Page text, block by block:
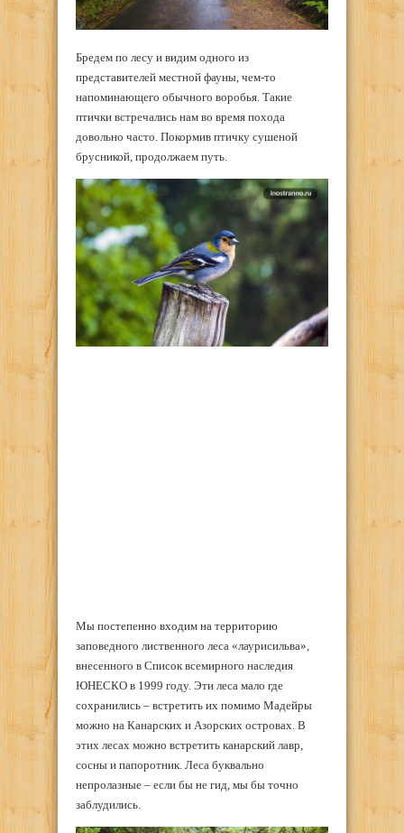
Бредем по лесу и видим одного из
представителей местной фауны, чем-то
напоминающего обычного воробья. Такие
птички встречались нам во время похода
довольно часто. Покормив птичку сушеной
брусникой, продолжаем путь.
Мы постепенно входим на территорию
заповедного лиственного леса «лаурисильва»,
внесенного в Список всемирного наследия
ЮНЕСКО в 1999 году. Эти леса мало где
сохранились – встретить их помимо Мадейры
можно на Канарских и Азорских островах. В
этих лесах можно встретить канарский лавр,
сосны и папоротник. Леса буквально
непролазные – если бы не гид, мы бы точно
заблудились.